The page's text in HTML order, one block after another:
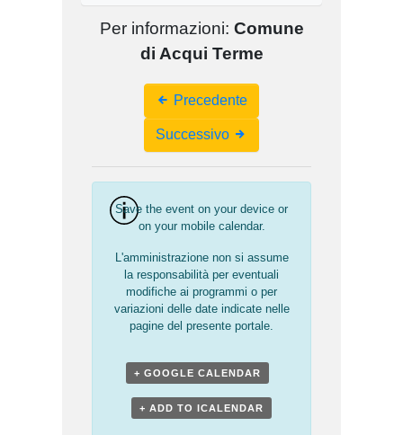
Per informazioni: Comune
di Acqui Terme
Navigation
Precedente
Successivo
Save the event on your device or
on your mobile calendar.
L'amministrazione non si assume
la responsabilità per eventuali
modifiche ai programmi o per
variazioni delle date indicate nelle
pagine del presente portale.
+ GOOGLE CALENDAR
+ ADD TO ICALENDAR